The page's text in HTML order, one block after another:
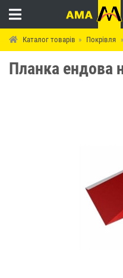
Каталог товарів Покрівля
Планка ендова